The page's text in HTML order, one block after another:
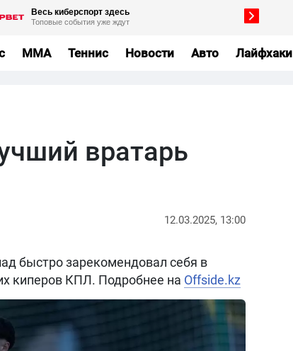
MMA Теннис Новости Авто Лайфхаки
вратарь
12.03.2025, 13:00
быстро зарекомендовал себя в
киперов КПЛ. Подробнее на Offside.kz